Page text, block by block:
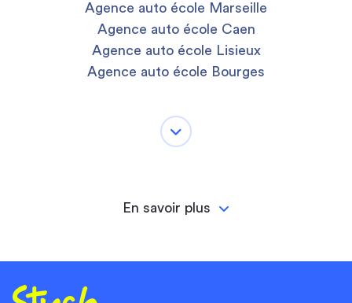
Agence auto école Marseille
Agence auto école Caen
Agence auto école Lisieux
Agence auto école Bourges
En savoir plus